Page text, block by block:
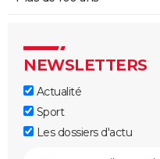
NEWSLETTERS
Actualité
Sport
Les dossiers d'actu